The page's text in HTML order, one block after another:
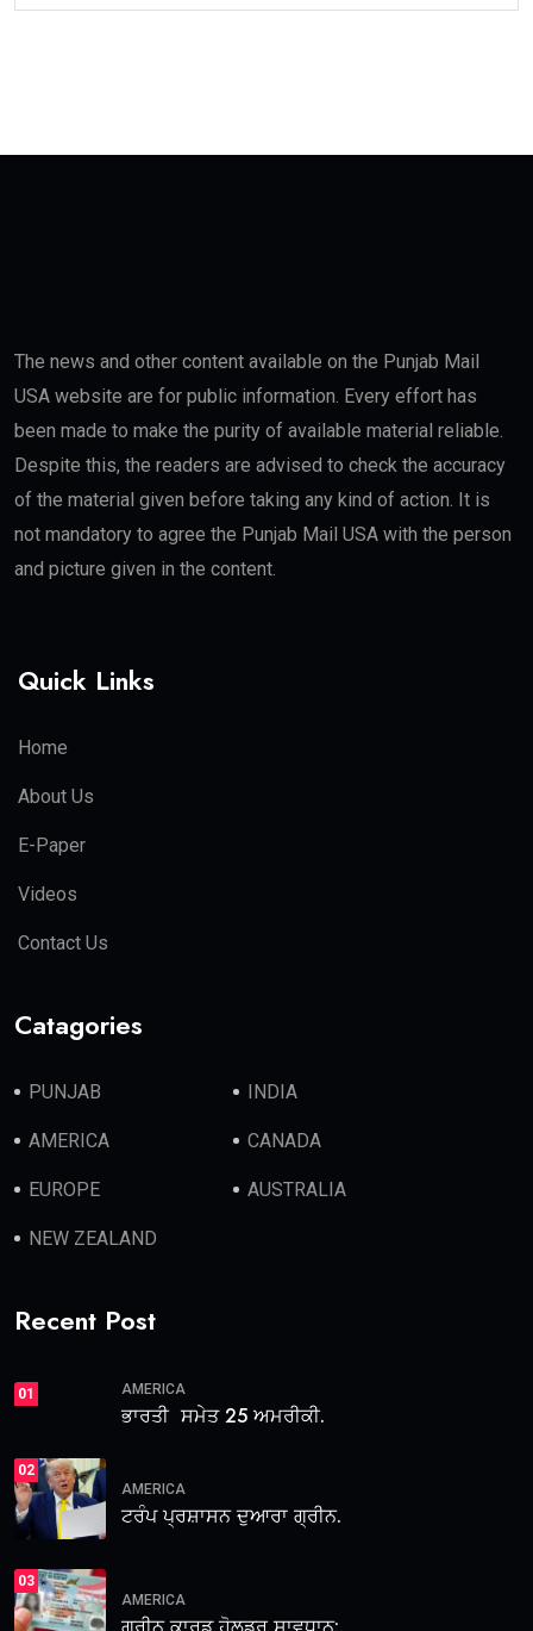
The news and other content available on the Punjab Mail
USA website are for public information. Every effort has
been made to make the purity of available material reliable.
Despite this, the readers are advised to check the accuracy
of the material given before taking any kind of action. It is
not mandatory to agree the Punjab Mail USA with the person
and picture given in the content.
Quick Links
Home
About Us
E-Paper
Videos
Contact Us
Catagories
PUNJAB INDIA
AMERICA CANADA
EUROPE AUSTRALIA
NEW ZEALAND
Recent Post
01 AMERICA
ਭਾਰਤੀ ਸਮੇਤ 25 ਅਮਰੀਕੀ.
02
AMERICA
ਟਰੰਪ ਪ੍ਰਸ਼ਾਸਨ ਦੁਆਰਾ ਗ੍ਰੀਨ.
03
AMERICA